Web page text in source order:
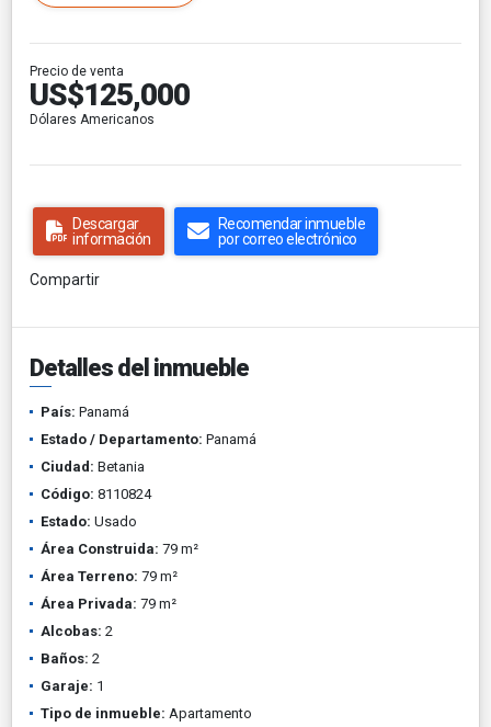
Precio de venta
US$125,000
Dólares Americanos
Descargar
información
Recomendar inmueble
por correo electrónico
Compartir
Detalles del inmueble
País: Panamá
Estado / Departamento: Panamá
Ciudad: Betania
Código: 8110824
Estado: Usado
Área Construida: 79 m²
Área Terreno: 79 m²
Área Privada: 79 m²
Alcobas: 2
Baños: 2
Garaje: 1
Tipo de inmueble: Apartamento